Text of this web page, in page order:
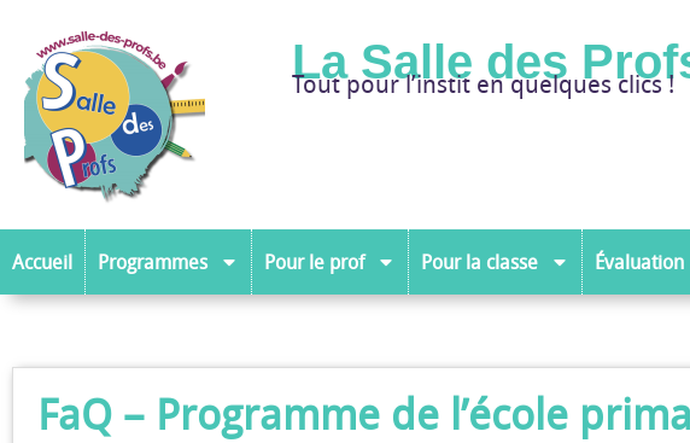
La Salle des
Tout pour l’instit en quelques clics !
Accueil Programmes Pour le prof Pour la classe Évaluation
FaQ – Programme de l’école